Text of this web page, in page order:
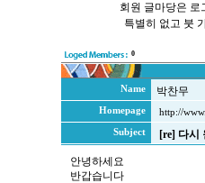
회원 글마당은 로
특별히 없고 붓
0
Name 박찬무
Homepage
http://
Subject
[re] 다시
안녕하세요
반갑습니다